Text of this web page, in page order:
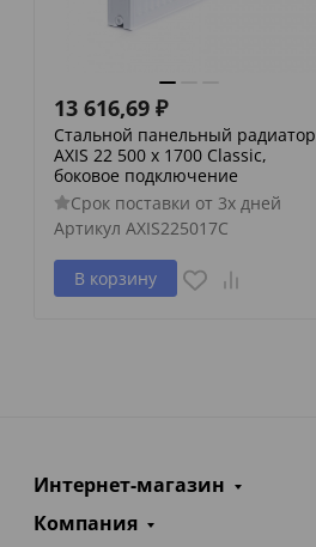
13 616,69 ₽
Стальной панельный радиатор
AXIS 22 500 x 1700 Classic,
боковое подключение
Срок поставки от 3х дней
Артикул AXIS225017C
В корзину
Интернет-магазин
Компания